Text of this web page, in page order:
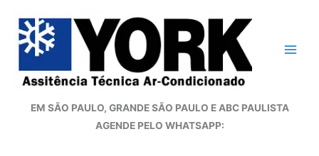
para
conteúdo
EM SÃO PAULO, GRANDE SÃO PAULO E ABC PAULISTA
AGENDE PELO WHATSAPP: